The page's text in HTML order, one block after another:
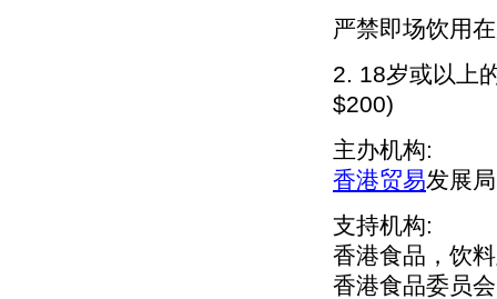
严禁即场饮用
2. 18岁或以上
$200)
主办机构:
香港贸易发展局
支持机构:
香港食品，饮
香港食品委员会